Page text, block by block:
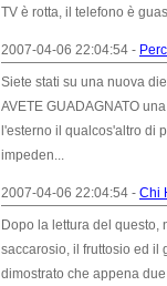
TV è rotta, il telefono è
2007-04-06 22:04:54 -
Siete stati su una nuova
AVETE GUADAGNATO
l'esterno il qualcos'altro di
impeden...
2007-04-06 22:04:54 - Chi
Dopo la lettura del questo,
saccarosio, il fruttosio ed il
dimostrato che appena